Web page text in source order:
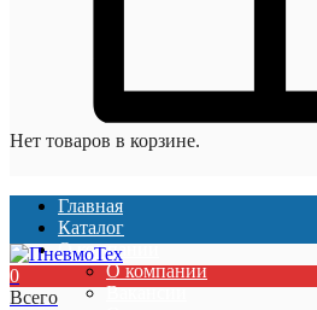
Нет товаров в корзине.
Главная
Каталог
О компании
О компании
Вакансии
0
Всего